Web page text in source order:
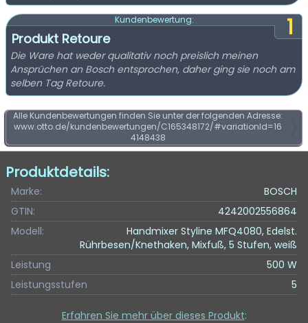
1
Kundenbewertung:
Produkt Retoure
Die Ware hat weder qualitativ noch preislich meinen
Ansprüchen an Bosch entsprochen, daher ging sie noch am
selben Tag Retoure.
Alle Kundenbewertungen finden Sie unter der folgenden Adresse:
www.otto.de/kundenbewertungen/C165348172/#variationId=16
4148438
Produktdetails:
Marke:
BOSCH
GTIN:
4242002556864
Modell:
Handmixer Styline MFQ4080, Edelst.
Rührbesen/Knethaken, Mixfuß, 5 Stufen, weiß
Leistung
500 W
Leistungsstufen
5
Erfahren Sie mehr über dieses Produkt: